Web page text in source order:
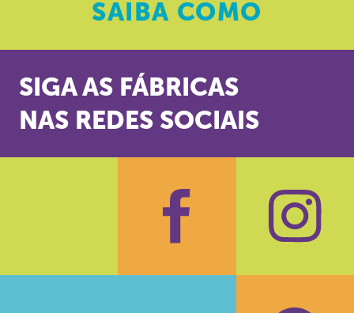
SAIBA COMO
SIGA AS FÁBRICAS
NAS REDES SOCIAIS
Facebook